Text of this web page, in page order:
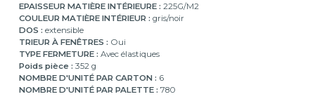
EPAISSEUR MATIÈRE INTÉRIEURE : 225G/M2
COULEUR MATIÈRE INTÉRIEUR : gris/noir
DOS : extensible
TRIEUR À FENÊTRES : Oui
TYPE FERMETURE : Avec élastiques
Poids pièce : 352 g
NOMBRE D'UNITÉ PAR CARTON : 6
NOMBRE D'UNITÉ PAR PALETTE : 780